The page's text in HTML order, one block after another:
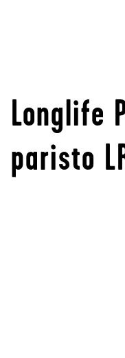
Longlife
paristo